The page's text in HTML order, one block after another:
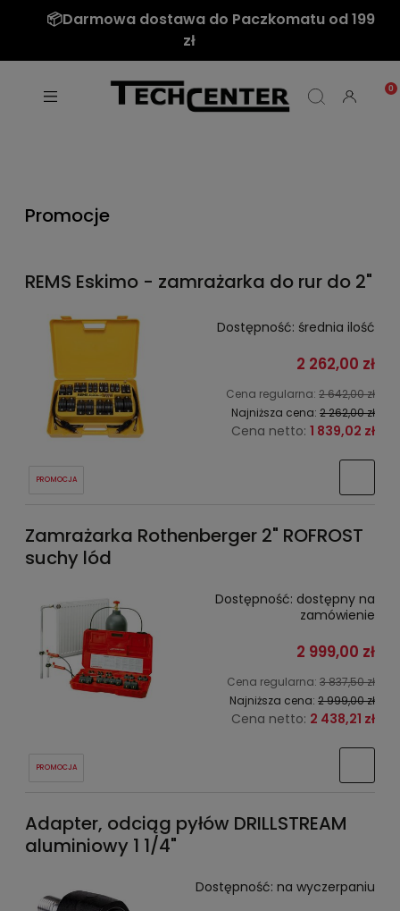
📦Darmowa dostawa do Paczkomatu od 199
zł
Promocje
REMS Eskimo - zamrażarka do rur do 2"
Dostępność: średnia ilość
2 262,00 zł
Cena regularna: 2 642,00 zł
Najniższa cena: 2 262,00 zł
Cena netto: 1 839,02 zł
PROMOCJA
Zamrażarka Rothenberger 2" ROFROST
suchy lód
Dostępność: dostępny na
zamówienie
2 999,00 zł
Cena regularna: 3 837,50 zł
Najniższa cena: 2 999,00 zł
Cena netto: 2 438,21 zł
PROMOCJA
Adapter, odciąg pyłów DRILLSTREAM
aluminiowy 1 1/4"
Dostępność: na wyczerpaniu